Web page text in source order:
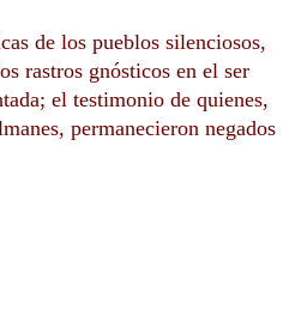
de los pueblos silenciosos,
rastros gnósticos en el ser
el testimonio de quienes,
permanecieron negados